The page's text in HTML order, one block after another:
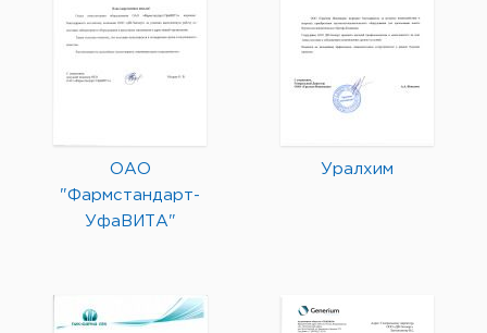
ОАО
"Фармстандарт-
УфаВИТА"
Уралхим